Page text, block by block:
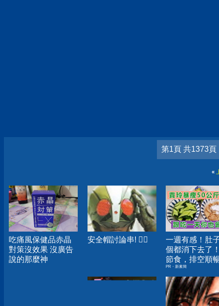
第1頁 共1373頁
«
吃痛風保健品赤晶
對策沒效果 沒廣告
說的那麼神
安全帽討論串! ‍
一週有感！肚
個都消下去了
節食，排空順
夠
PR・新素簡